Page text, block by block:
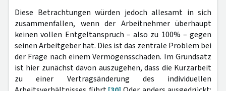
Diese Betrachtungen würden jedoch allesamt in sich
zusammenfallen, wenn der Arbeitnehmer überhaupt
keinen vollen Entgeltanspruch – also zu 100% – gegen
seinen Arbeitgeber hat. Dies ist das zentrale Problem bei
der Frage nach einem Vermögensschaden. Im Grundsatz
ist hier zunächst davon auszugehen, dass die Kurzarbeit
zu einer Vertragsänderung des individuellen